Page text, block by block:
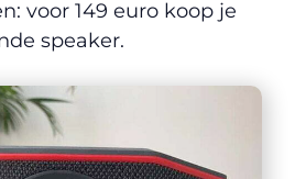
voor 149 euro koop je
speaker.